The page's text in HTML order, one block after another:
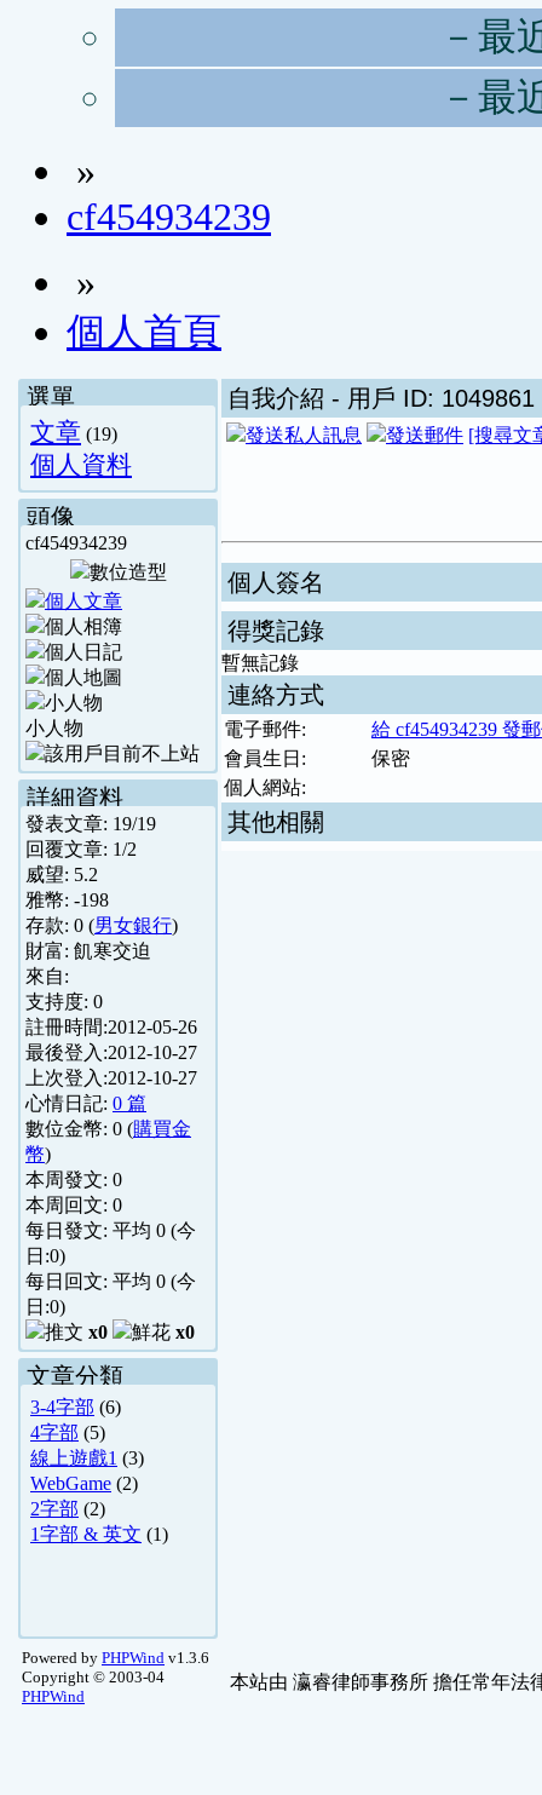
－最
－最
»
cf454934239
»
個人首頁
選單
文章 (19)
個人資料
頭像
cf454934239
小人物
詳細資料
發表文章: 19/19
回覆文章: 1/2
威望: 5.2
雅幣: -198
存款: 0 (男女銀行)
財富: 飢寒交迫
來自:
支持度: 0
註冊時間:2012-05-26
最後登入:2012-10-27
上次登入:2012-10-27
心情日記: 0 篇
數位金幣: 0 (購買金
幣)
本周發文: 0
本周回文: 0
每日發文: 平均 0 (今
日:0)
每日回文: 平均 0 (今
日:0)
x0
x0
文章分類
3-4字部 (6)
4字部 (5)
線上遊戲1 (3)
WebGame (2)
2字部 (2)
1字部 & 英文 (1)
自我介紹 - 用戶 ID: 1049861
[搜尋文
個人簽名
得獎記錄
暫無記錄
連絡方式
電子郵件:
給 cf454934239 發
會員生日:
保密
個人網站:
其他相關
Powered by PHPWind v1.3.6
Copyright © 2003-04
PHPWind
本站由 瀛睿律師事務所 擔任常年法